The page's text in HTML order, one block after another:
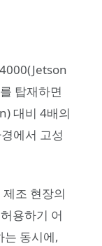
탑재하면
대비 4배의
에서 고성
조 현장의
용하기 어
는 동시에,